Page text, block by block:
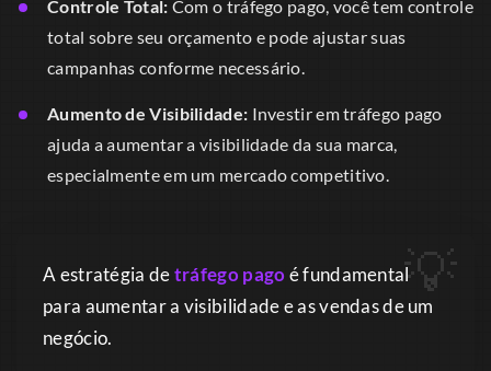
Controle Total: Com o tráfego pago, você tem controle
total sobre seu orçamento e pode ajustar suas
campanhas conforme necessário.
Aumento de Visibilidade: Investir em tráfego pago
ajuda a aumentar a visibilidade da sua marca,
especialmente em um mercado competitivo.
A estratégia detráfego pagoé fundamental
para aumentar a visibilidade e as vendas de um
negócio.